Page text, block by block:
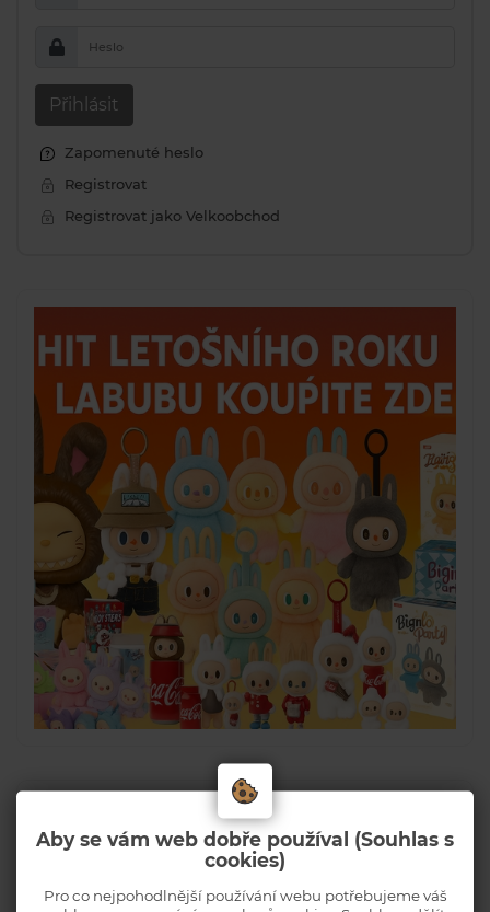
Aby se vám web dobře používal (Souhlas s
cookies)
Pro co nejpohodlnější používání webu potřebujeme váš
Heslo
Přihlásit
Zapomenuté heslo
Registrovat
Registrovat jako Velkoobchod